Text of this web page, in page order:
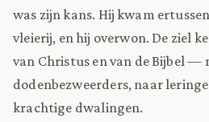
was zijn kans. Hij kwam
vleierij, en hij overwon. De ziel
van Christus en van de Bijbel —
dodenbezweerders, naar
krachtige dwalingen.